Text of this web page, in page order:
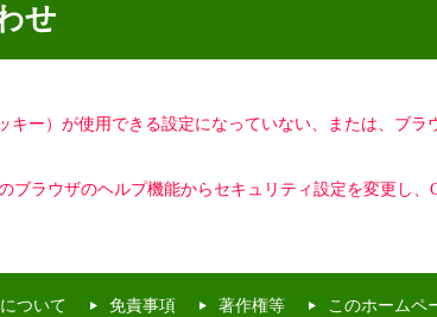
せ
キー）が使用できる設定になっていない、または、ブ
ブラウザのヘルプ機能からセキュリティ設定を変更し、
ついて 免責事項 著作権等 このホームペ